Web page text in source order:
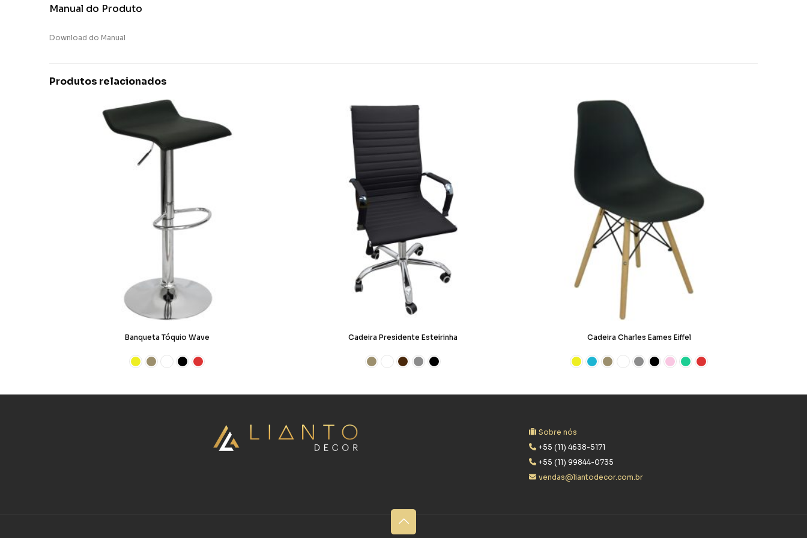
Manual do Produto
Download do Manual
Produtos relacionados
Banqueta Tóquio Wave Cadeira Presidente Esteirinha Cadeira Charles Eames Eiffel
Sobre nós
+55 (11) 4638-5171
+55 (11) 99844-0735
vendas@liantodecor.com.br